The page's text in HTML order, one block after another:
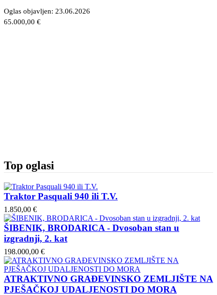
Oglas objavljen: 23.06.2026
65.000,00 €
Top oglasi
Traktor Pasquali 940 ili T.V.
1.850,00 €
ŠIBENIK, BRODARICA - Dvosoban stan u
izgradnji, 2. kat
198.000,00 €
ATRAKTIVNO GRAĐEVINSKO ZEMLJIŠTE NA
PJEŠAČKOJ UDALJENOSTI DO MORA